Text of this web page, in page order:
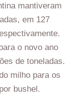
mantiveram
em 127
o novo ano
de toneladas.
milho para os
bushel.